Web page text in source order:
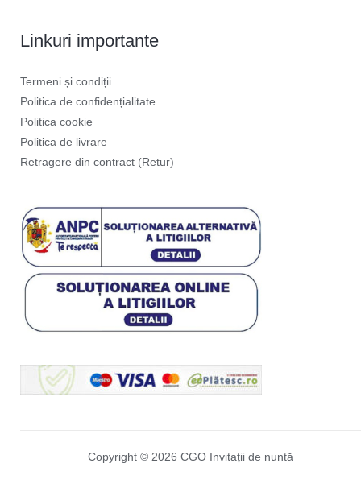
Linkuri importante
Termeni și condiții
Politica de confidențialitate
Politica cookie
Politica de livrare
Retragere din contract (Retur)
Copyright © 2026 CGO Invitații de nuntă